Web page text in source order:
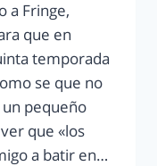
a Fringe,
que en
temporada
se que no
pequeño
que «los
a batir en…